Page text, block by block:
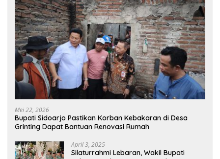
Mei 22, 2026
Bupati Sidoarjo Pastikan Korban Kebakaran di Desa
Grinting Dapat Bantuan Renovasi Rumah
April 3, 2025
Silaturrahmi Lebaran, Wakil Bupati